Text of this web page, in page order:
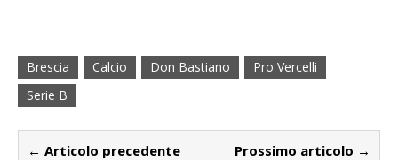
Brescia Calcio Don Bastiano
Pro Vercelli
Serie B
← Articolo precedente Prossimo articolo →